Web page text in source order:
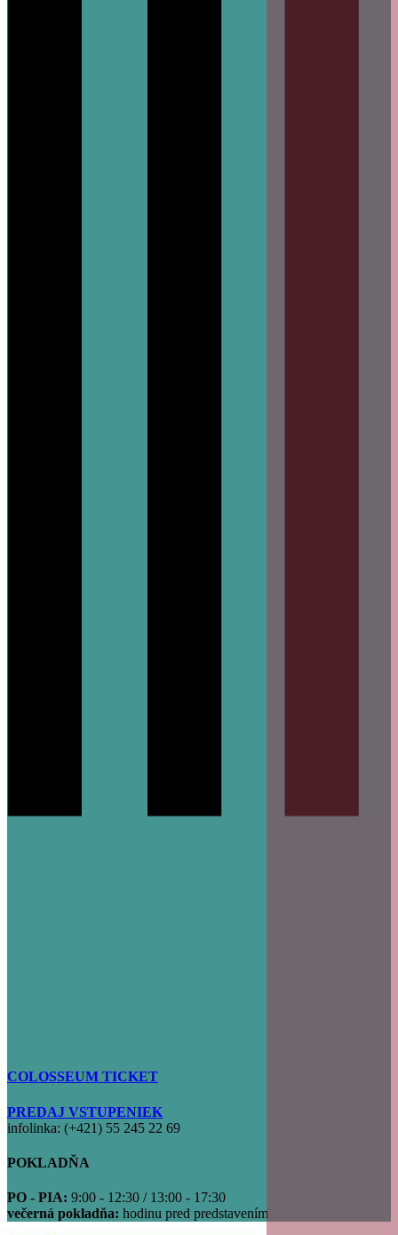
COLOSSEUM TICKET
PREDAJ VSTUPENIEK
infolinka: (+421) 55 245 22 69
POKLADŇA
PO - PIA: 9:00 - 12:30 / 13:00 - 17:30
večerná pokladňa: hodinu pred predstavením